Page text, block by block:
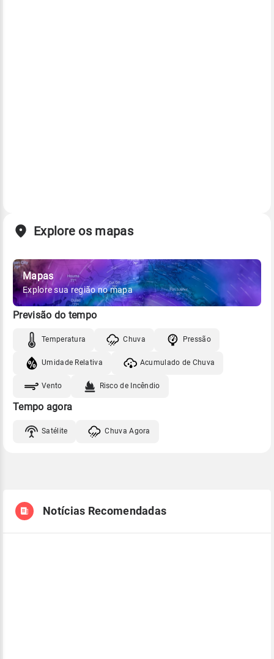
Explore os mapas
Mapas
Explore sua região no mapa
Previsão do tempo
Temperatura Chuva Pressão
Umidade Relativa Acumulado de Chuva
Vento Risco de Incêndio
Tempo agora
Satélite Chuva Agora
Notícias Recomendadas